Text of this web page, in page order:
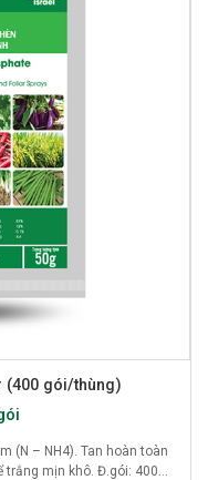
(400 gói/thùng)
(N – NH4). Tan hoàn toàn
mịn khô. Đ.gói: 400...